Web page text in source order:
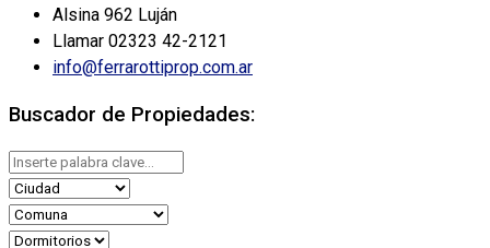
Alsina 962 Luján
Llamar 02323 42-2121
info@ferrarottiprop.com.ar
Buscador de Propiedades: